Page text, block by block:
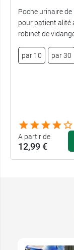
Poche urinaire de
pour patient alité
robinet de
par 10 par 30
A partir de
12,99 €